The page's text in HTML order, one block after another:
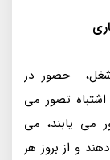
حضور در
تصور می
می یابند، می
و از بروز هر